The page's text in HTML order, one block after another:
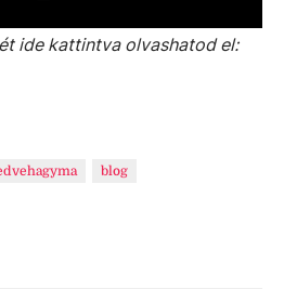
ide kattintva olvashatod el:
blog